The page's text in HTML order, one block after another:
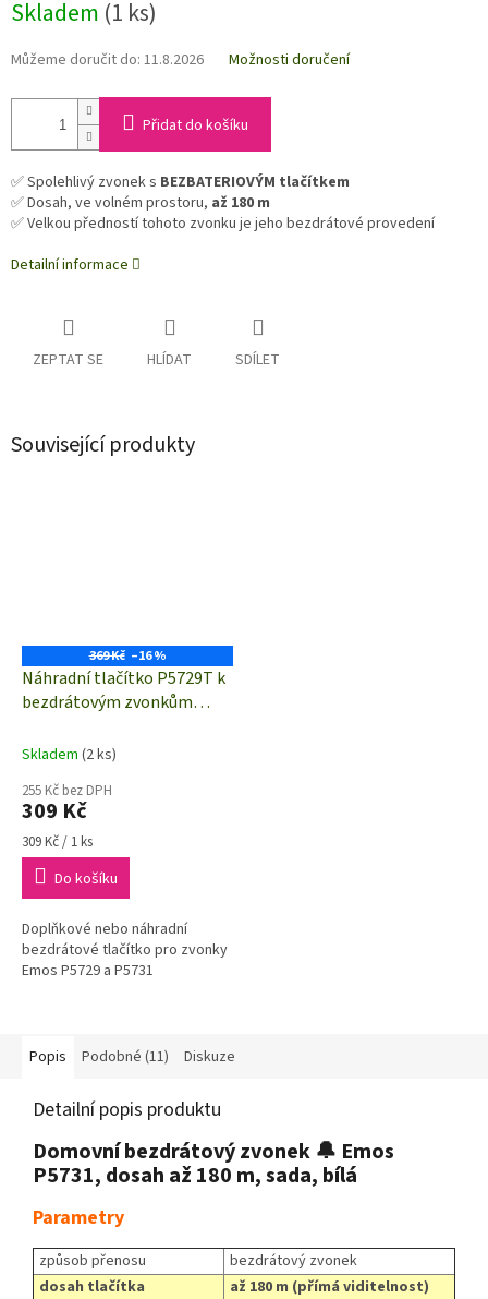
Skladem (1 ks)
Můžeme doručit do: 11.8.2026 Možnosti doručení
Přidat do košíku
✅ Spolehlivý zvonek s BEZBATERIOVÝM tlačítkem
✅ Dosah, ve volném prostoru, až 180 m
✅ Velkou předností tohoto zvonku je jeho bezdrátové provedení
Detailní informace
ZEPTAT SE HLÍDAT SDÍLET
Související produkty
369 Kč –16 %
Náhradní tlačítko P5729T k
bezdrátovým zvonkům
Skladem (2 ks)
255 Kč bez DPH
309 Kč
Měrná
cena:
309 Kč / 1 ks
Do košíku
Doplňkové nebo náhradní
bezdrátové tlačítko pro zvonky
Emos P5729 a P5731
Popis Podobné (11) Diskuze
Detailní popis produktu
Domovní bezdrátový zvonek 🔔 Emos
P5731, dosah až 180 m, sada, bílá
Parametry
způsob přenosu
bezdrátový zvonek
dosah tlačítka
až 180 m (přímá viditelnost)